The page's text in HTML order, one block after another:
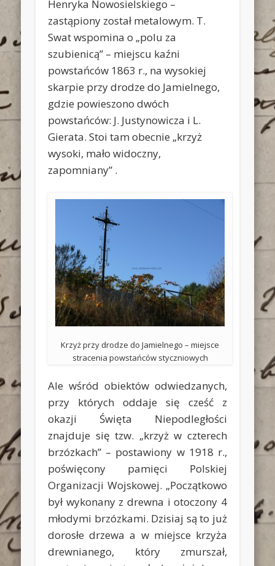
Henryka Nowosielskiego –
zastąpiony został metalowym. T.
Swat wspomina o „polu za
szubienicą” – miejscu kaźni
powstańców 1863 r., na wysokiej
skarpie przy drodze do Jamielnego,
gdzie powieszono dwóch
powstańców: J. Justynowicza i L.
Gierata. Stoi tam obecnie „krzyż
wysoki, mało widoczny,
zapomniany” .
Krzyż przy drodze do Jamielnego – miejsce
stracenia powstańców styczniowych
Ale wśród obiektów odwiedzanych,
przy których oddaje się cześć z
okazji Święta Niepodległości
znajduje się tzw. „krzyż w czterech
brzózkach” – postawiony w 1918 r.,
poświęcony pamięci Polskiej
Organizacji Wojskowej. „Początkowo
był wykonany z drewna i otoczony 4
młodymi brzózkami. Dzisiaj są to już
dorosłe drzewa a w miejsce krzyża
drewnianego, który zmurszał,